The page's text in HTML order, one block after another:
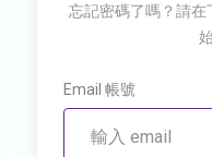
忘記密碼了嗎？請在
Email 帳號